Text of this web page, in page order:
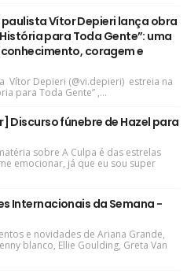
paulista Vítor Depieri lança obra
para Toda Gente”: uma
coragem e
Vítor Depieri (@vi.depieri) estreia na
para Toda Gente” ,...
Discurso fúnebre de Hazel para
sobre A Culpa é das estrelas
emocionar, já que eu sou super
Internacionais da Semana -
e novidades de Ariana Grande,
blanco, Ellie Goulding, Greta Van